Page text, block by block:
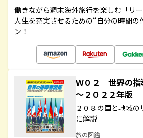
働きながら週末海外旅行を楽しむ「リ
人生を充実させるための“自分の時間の
ン！
Ｗ０２ 世界の
～２０２２年版
２０８の国と地域
に解説
旅の図鑑